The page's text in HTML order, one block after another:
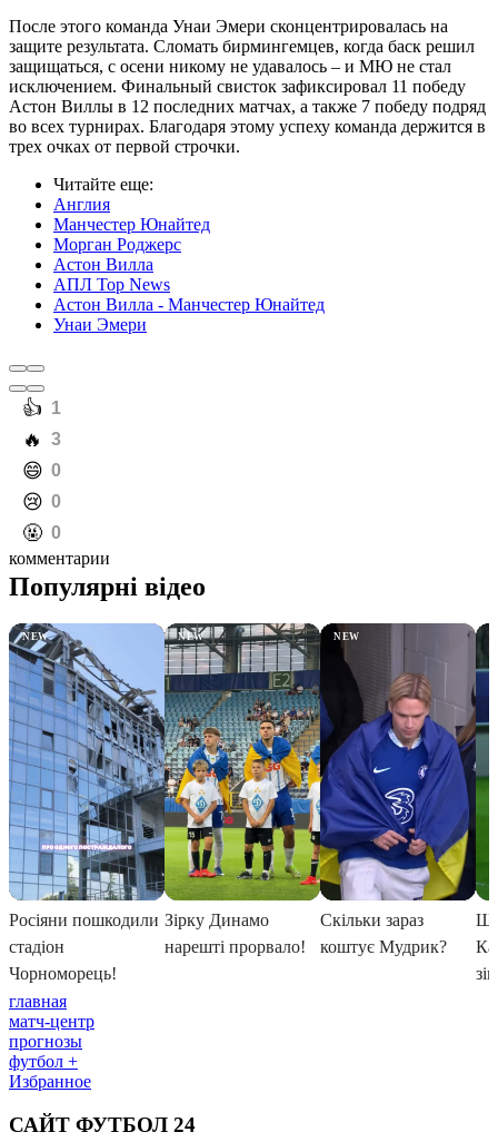
После этого команда Унаи Эмери сконцентрировалась на
защите результата. Сломать бирмингемцев, когда баск решил
защищаться, с осени никому не удавалось – и МЮ не стал
исключением. Финальный свисток зафиксировал 11 победу
Астон Виллы в 12 последних матчах, а также 7 победу подряд
во всех турнирах. Благодаря этому успеху команда держится в
трех очках от первой строчки.
Читайте еще:
Англия
Манчестер Юнайтед
Морган Роджерс
Астон Вилла
АПЛ Top News
Астон Вилла - Манчестер Юнайтед
Унаи Эмери
️👍 1
️🔥 3
️😄 0
️😢 0
️🤬 0
комментарии
главная
матч-центр
прогнозы
футбол +
Избранное
САЙТ ФУТБОЛ 24